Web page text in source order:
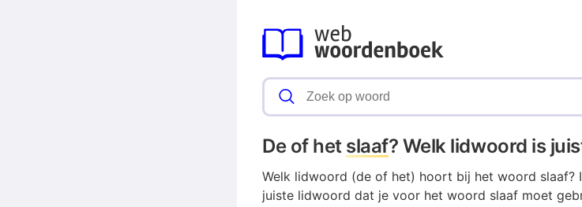
De of het slaaf? Welk lidwoord is
Welk lidwoord (de of het) hoort bij het woord slaaf?
juiste lidwoord dat je voor het woord slaaf moet